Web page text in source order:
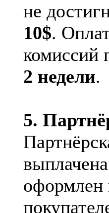
не
10$.
комиссий
2 недели.
5.
оформлен